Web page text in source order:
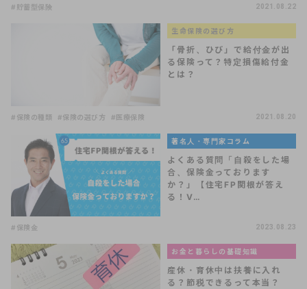
#貯蓄型保険 2021.08.22
生命保険の選び方
「骨折、ひび」で給付金が出
る保険って？特定損傷給付金
とは？
#保険の種類 #保険の選び方 #医療保険 2021.08.20
著名人・専門家コラム
よくある質問「自殺をした場
合、保険金っております
か？」【住宅FP関根が答え
る！V…
#保険金 2023.08.23
お金と暮らしの基礎知識
産休・育休中は扶養に入れ
る？節税できるって本当？